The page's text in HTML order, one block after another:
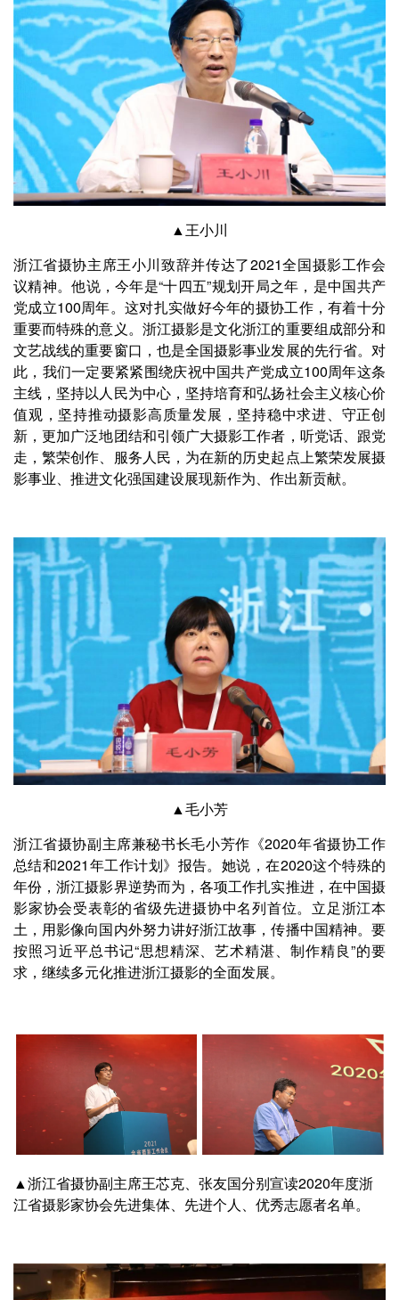
▲王小川
浙江省摄协主席王小川致辞并传达了2021全国摄影工作会
议精神。他说，今年是“十四五”规划开局之年，是中国共产
党成立100周年。这对扎实做好今年的摄协工作，有着十分
重要而特殊的意义。浙江摄影是文化浙江的重要组成部分和
文艺战线的重要窗口，也是全国摄影事业发展的先行省。对
此，我们一定要紧紧围绕庆祝中国共产党成立100周年这条
主线，坚持以人民为中心，坚持培育和弘扬社会主义核心价
值观，坚持推动摄影高质量发展，坚持稳中求进、守正创
新，更加广泛地团结和引领广大摄影工作者，听党话、跟党
走，繁荣创作、服务人民，为在新的历史起点上繁荣发展摄
影事业、推进文化强国建设展现新作为、作出新贡献。
▲毛小芳
浙江省摄协副主席兼秘书长毛小芳作《2020年省摄协工作
总结和2021年工作计划》报告。她说，在2020这个特殊的
年份，浙江摄影界逆势而为，各项工作扎实推进，在中国摄
影家协会受表彰的省级先进摄协中名列首位。立足浙江本
土，用影像向国内外努力讲好浙江故事，传播中国精神。要
按照习近平总书记“思想精深、艺术精湛、制作精良”的要
求，继续多元化推进浙江摄影的全面发展。
▲浙江省摄协副主席王芯克、张友国分别宣读2020年度浙
江省摄影家协会先进集体、先进个人、优秀志愿者名单。